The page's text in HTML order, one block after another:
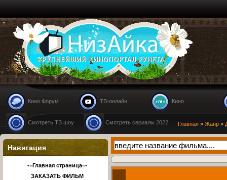
Nizaika.ru
Кино Форум ТВ-онлайн Кино
Смотреть ТВ шоу Смотреть сериалы 2022 Главная » Жанр »
Навигация
-=Главная страница=-
ЗАКАЗАТЬ ФИЛЬМ